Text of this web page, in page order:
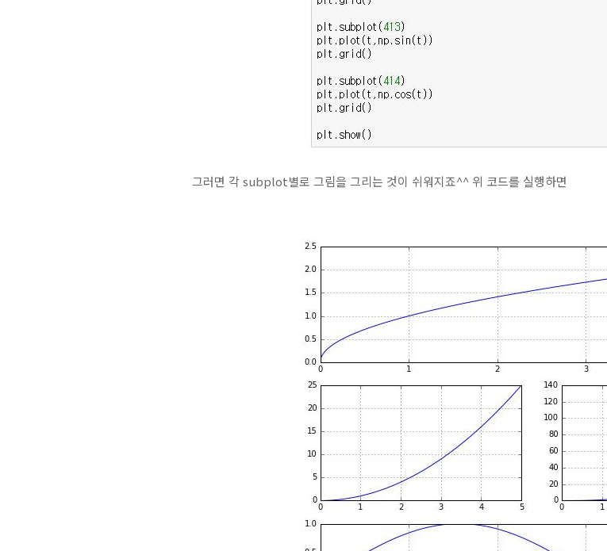
그러면 각 subplot별로 그림을 그리는 것이 쉬워지죠^^ 위 코드를 실행하면